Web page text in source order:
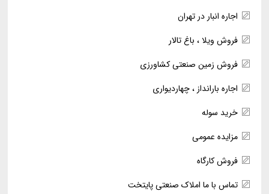
اجاره انبار در تهران
فروش ویلا ، باغ تالار
فروش زمین صنعتی کشاورزی
اجاره بارانداز ، چهاردیواری
خرید سوله
مزایده عمومی
فروش کارگاه
تماس با ما املاک صنعتی پایتخت